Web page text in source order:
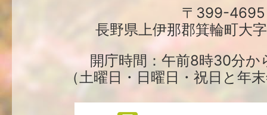
役
場
〒399-4695
長野県上伊那郡箕輪町大
開庁時間：午前8時30分か
（土曜日・日曜日・祝日と年